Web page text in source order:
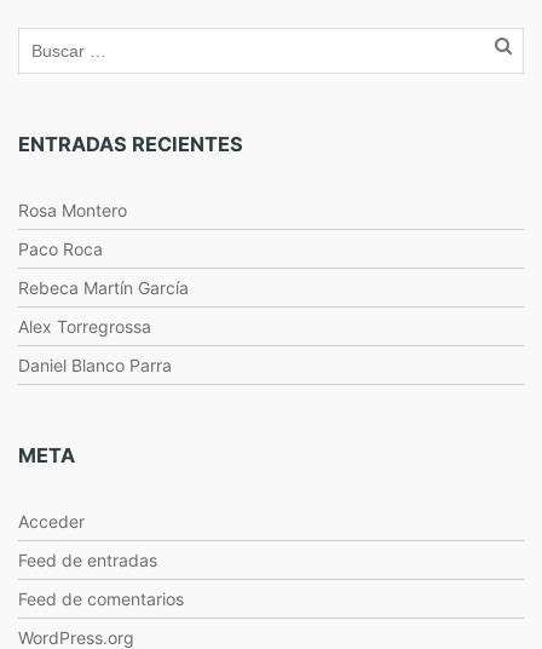
ENTRADAS RECIENTES
Rosa Montero
Paco Roca
Rebeca Martín García
Alex Torregrossa
Daniel Blanco Parra
META
Acceder
Feed de entradas
Feed de comentarios
WordPress.org